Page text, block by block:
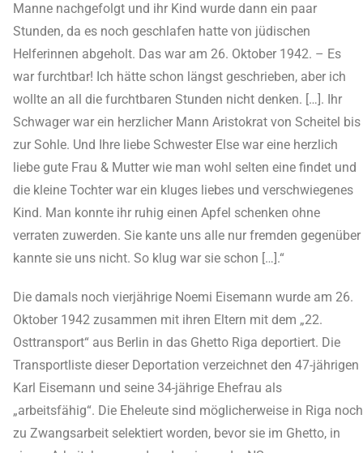
Manne nachgefolgt und ihr Kind wurde dann ein paar
Stunden, da es noch geschlafen hatte von jüdischen
Helferinnen abgeholt. Das war am 26. Oktober 1942. – Es
war furchtbar! Ich hätte schon längst geschrieben, aber ich
wollte an all die furchtbaren Stunden nicht denken. […]. Ihr
Schwager war ein herzlicher Mann Aristokrat von Scheitel bis
zur Sohle. Und Ihre liebe Schwester Else war eine herzlich
liebe gute Frau & Mutter wie man wohl selten eine findet und
die kleine Tochter war ein kluges liebes und verschwiegenes
Kind. Man konnte ihr ruhig einen Apfel schenken ohne
verraten zuwerden. Sie kante uns alle nur fremden gegenüber
kannte sie uns nicht. So klug war sie schon […].“
Die damals noch vierjährige Noemi Eisemann wurde am 26.
Oktober 1942 zusammen mit ihren Eltern mit dem „22.
Osttransport“ aus Berlin in das Ghetto Riga deportiert. Die
Transportliste dieser Deportation verzeichnet den 47-jährigen
Karl Eisemann und seine 34-jährige Ehefrau als
„arbeitsfähig“. Die Eheleute sind möglicherweise in Riga noch
zu Zwangsarbeit selektiert worden, bevor sie im Ghetto, in